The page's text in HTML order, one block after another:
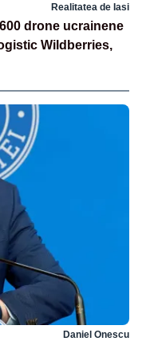
Realitatea de Iasi
drone ucrainene
Wildberries,
Daniel Onescu